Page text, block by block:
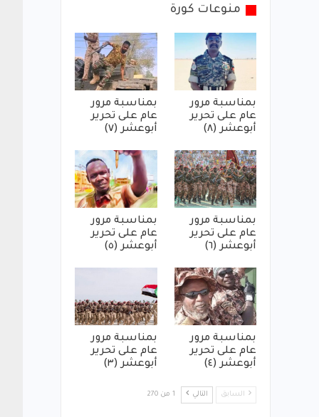
منوعات كورة
بمناسبة مرور
عام على تحرير
أبوعشر (٨)
بمناسبة مرور
عام على تحرير
أبوعشر (٧)
بمناسبة مرور
عام على تحرير
أبوعشر (٦)
بمناسبة مرور
عام على تحرير
أبوعشر (٥)
بمناسبة مرور
عام على تحرير
أبوعشر (٤)
بمناسبة مرور
عام على تحرير
أبوعشر (٣)
السابق التالي 1 من 270